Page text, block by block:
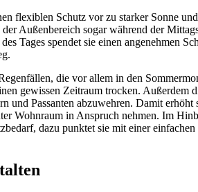
flexiblen Schutz vor zu starker Sonne
der Außenbereich sogar während der
Tages spendet sie einen angenehmen
die vor allem in den
gewissen Zeitraum trocken. Außerdem
und Passanten abzuwehren. Damit erhöht
Wohnraum in Anspruch nehmen. Im
dazu punktet sie mit einer einfachen